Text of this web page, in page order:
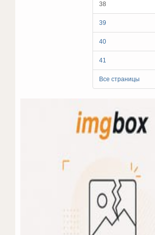
38
39
40
41
Все страницы